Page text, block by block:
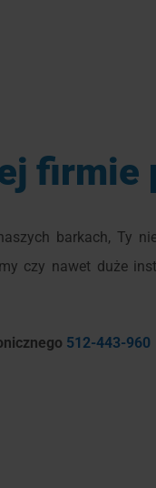
firmie
barkach, Ty
czy nawet duże
512-443-960